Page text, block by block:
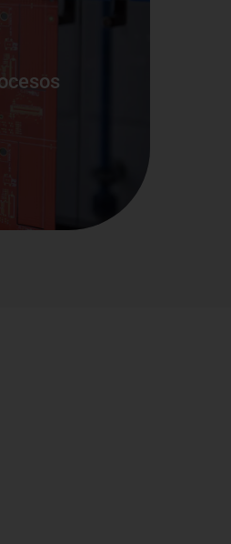
y lectores, para
de inactividad e